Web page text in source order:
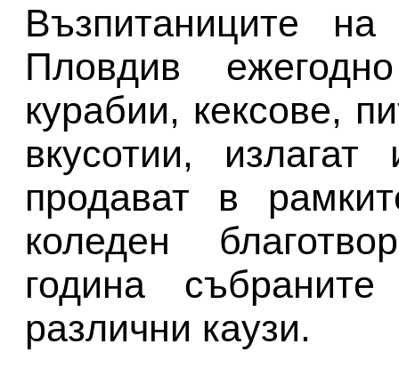
Възпитаниците
Пловдив
курабии, кексове,
вкусотии,
продават в
коледен
година
различни каузи.